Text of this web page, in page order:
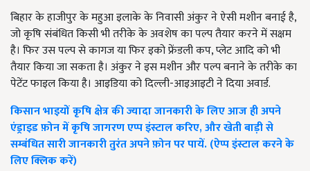
बिहार के हाजीपुर के महुआ इलाके के निवासी अंकुर ने ऐसी मशीन बनाई है,
जो कृषि संबंधित किसी भी तरीके के अवशेष का पल्प तैयार करने में सक्षम
है। फिर उस पल्प से कागज या फिर इको फ्रेंडली कप, प्लेट आदि को भी
तैयार किया जा सकता है। अंकुर ने इस मशीन और पल्प बनाने के तरीके का
पेटेंट फाइल किया है। आइडिया को दिल्ली-आइआइटी ने दिया अवार्ड.
किसान भाइयों कृषि क्षेत्र की ज्यादा जानकारी के लिए आज ही अपने
एंड्राइड फ़ोन में कृषि जागरण एप्प इंस्टाल करिए, और खेती बाड़ी से
सम्बंधित सारी जानकारी तुरंत अपने फ़ोन पर पायें. (ऐप्प इंस्टाल करने के
लिए क्लिक करें)